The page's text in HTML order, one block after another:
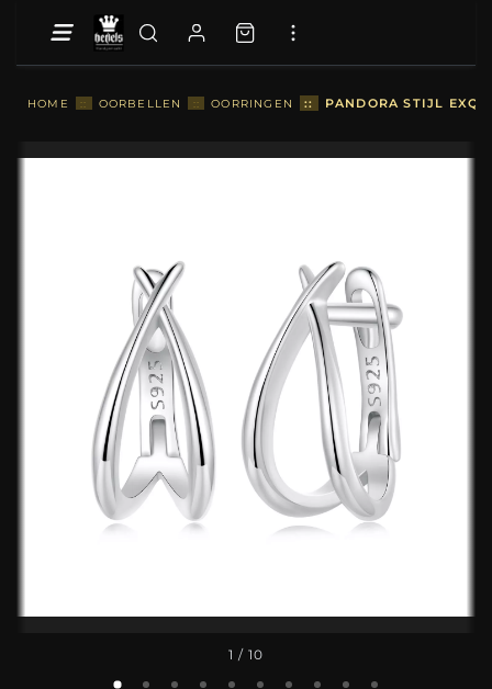
HOME :: OORBELLEN :: OORRINGEN :: PANDORA STIJL
1 / 10